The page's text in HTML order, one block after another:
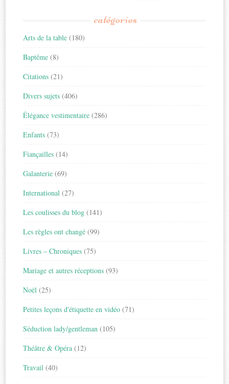
catégories
Arts de la table (180)
Baptême (8)
Citations (21)
Divers sujets (406)
Élégance vestimentaire (286)
Enfants (73)
Fiançailles (14)
Galanterie (69)
International (27)
Les coulisses du blog (141)
Les règles ont changé (99)
Livres – Chroniques (75)
Mariage et autres réceptions (93)
Noël (25)
Petites leçons d'étiquette en vidéo (71)
Séduction lady/gentleman (105)
Théâtre & Opéra (12)
Travail (40)